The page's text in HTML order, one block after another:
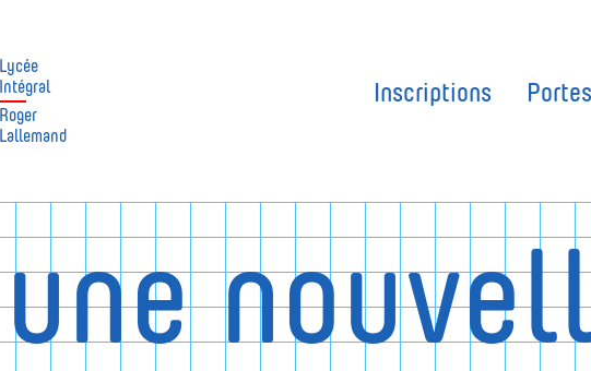
Lycée
Intégral
Roger
Lallemand
Inscriptions
une